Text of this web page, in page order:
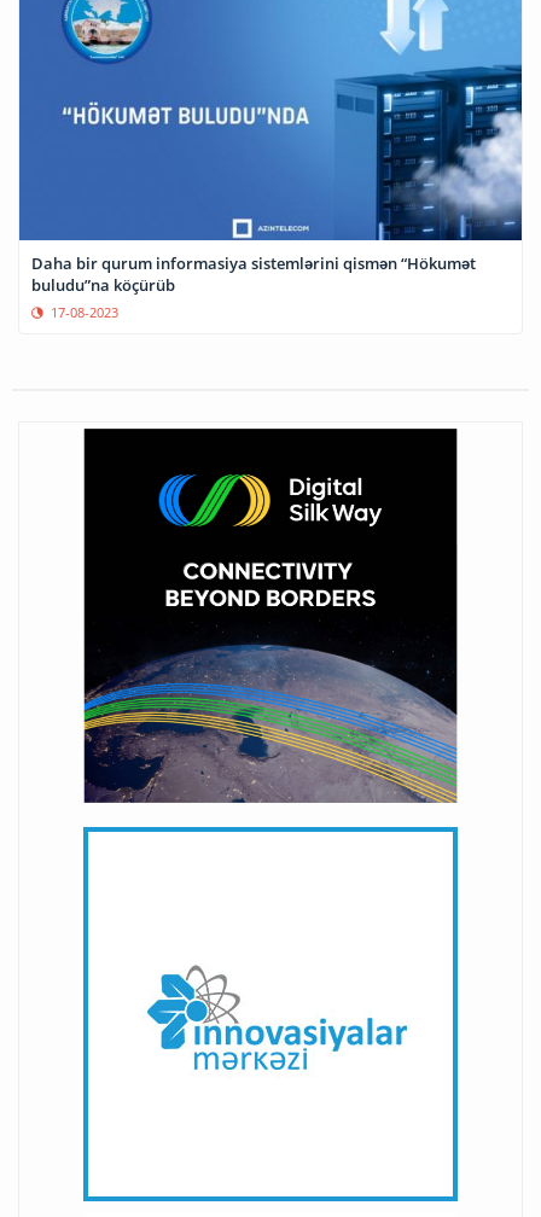
Daha bir qurum informasiya sistemlərini qismən “Hökumət
buludu”na köçürüb
17-08-2023